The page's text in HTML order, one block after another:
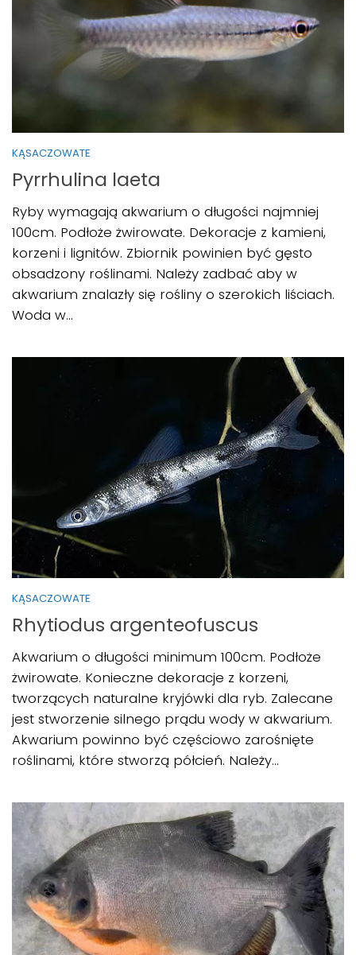
KĄSACZOWATE
Pyrrhulina laeta
Ryby wymagają akwarium o długości najmniej
100cm. Podłoże żwirowate. Dekoracje z kamieni,
korzeni i lignitów. Zbiornik powinien być gęsto
obsadzony roślinami. Należy zadbać aby w
akwarium znalazły się rośliny o szerokich liściach.
Woda w...
KĄSACZOWATE
Rhytiodus argenteofuscus
Akwarium o długości minimum 100cm. Podłoże
żwirowate. Konieczne dekoracje z korzeni,
tworzących naturalne kryjówki dla ryb. Zalecane
jest stworzenie silnego prądu wody w akwarium.
Akwarium powinno być częściowo zarośnięte
roślinami, które stworzą półcień. Należy...